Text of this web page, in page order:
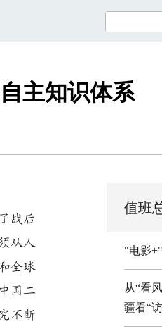
主知识体系
战后
从人
全球
国二
不断
值班
"电影
从“看
疆看“